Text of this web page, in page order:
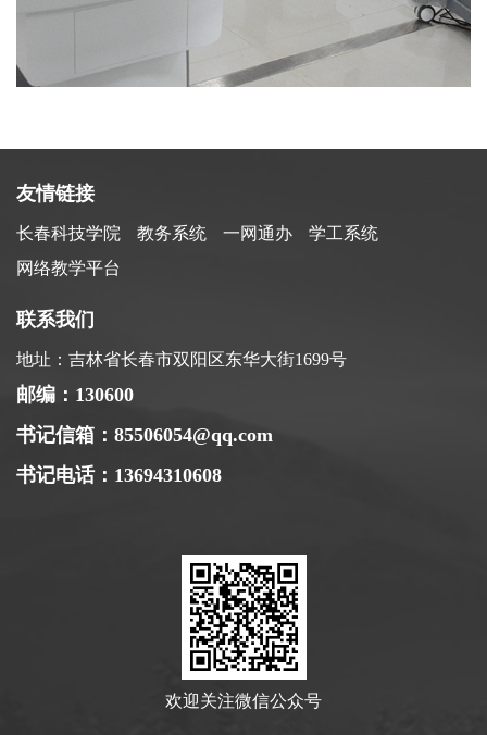
友情链接
长春科技学院 教务系统 一网通办
学工系统
网络教学平台
联系我们
地址：吉林省长春市双阳区东华大街1699号
邮编：130600
书记信箱：85506054@qq.com
书记电话：13694310608
欢迎关注微信公众号